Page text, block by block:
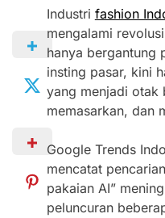
Industri fashion
mengalami
hanya bergantung
insting pasar, kini
yang menjadi otak
memasarkan, dan
Google Trends
mencatat
pakaian AI”
peluncuran